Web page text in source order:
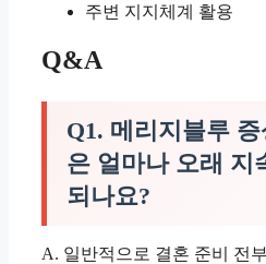
주변 지지체계 활용
Q&A
Q1. 메리지블루 증
은 얼마나 오래 지
되나요?
A. 일반적으로 결혼 준비 전